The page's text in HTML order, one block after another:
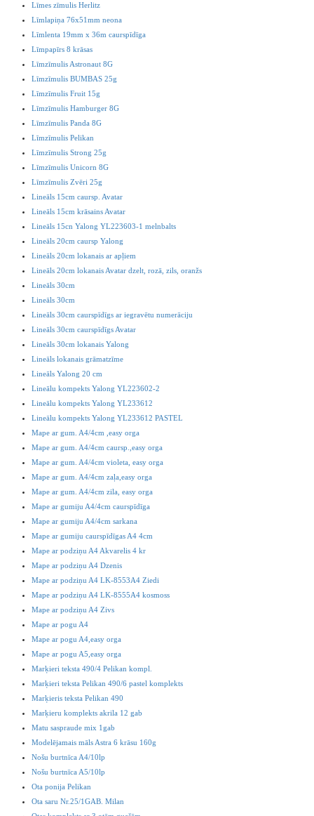
Līmes zīmulis Herlitz
Līmlapiņa 76x51mm neona
Līmlenta 19mm x 36m caurspīdīga
Līmpapīrs 8 krāsas
Līmzīmulis Astronaut 8G
Līmzīmulis BUMBAS 25g
Līmzīmulis Fruit 15g
Līmzīmulis Hamburger 8G
Līmzīmulis Panda 8G
Līmzīmulis Pelikan
Līmzīmulis Strong 25g
Līmzīmulis Unicorn 8G
Līmzīmulis Zvēri 25g
Lineāls 15cm caursp. Avatar
Lineāls 15cm krāsains Avatar
Lineāls 15cn Yalong YL223603-1 melnbalts
Lineāls 20cm caursp Yalong
Lineāls 20cm lokanais ar apļiem
Lineāls 20cm lokanais Avatar dzelt, rozā, zils, oranžs
Lineāls 30cm
Lineāls 30cm
Lineāls 30cm caurspīdīgs ar iegravētu numerāciju
Lineāls 30cm caurspīdīgs Avatar
Lineāls 30cm lokanais Yalong
Lineāls lokanais grāmatzīme
Lineāls Yalong 20 cm
Lineālu kompekts Yalong YL223602-2
Lineālu kompekts Yalong YL233612
Lineālu kompekts Yalong YL233612 PASTEL
Mape ar gum. A4/4cm ,easy orga
Mape ar gum. A4/4cm caursp.,easy orga
Mape ar gum. A4/4cm violeta, easy orga
Mape ar gum. A4/4cm zaļa,easy orga
Mape ar gum. A4/4cm zila, easy orga
Mape ar gumiju A4/4cm caurspīdīga
Mape ar gumiju A4/4cm sarkana
Mape ar gumiju caurspīdīgas A4 4cm
Mape ar podziņu A4 Akvarelis 4 kr
Mape ar podziņu A4 Dzenis
Mape ar podziņu A4 LK-8553A4 Ziedi
Mape ar podziņu A4 LK-8555A4 kosmoss
Mape ar podziņu A4 Zivs
Mape ar pogu A4
Mape ar pogu A4,easy orga
Mape ar pogu A5,easy orga
Marķieri teksta 490/4 Pelikan kompl.
Marķieri teksta Pelikan 490/6 pastel komplekts
Marķieris teksta Pelikan 490
Marķieru komplekts akrila 12 gab
Matu saspraude mix 1gab
Modelējamais māls Astra 6 krāsu 160g
Nošu burtnīca A4/10lp
Nošu burtnīca A5/10lp
Ota ponija Pelikan
Ota saru Nr.25/1GAB. Milan